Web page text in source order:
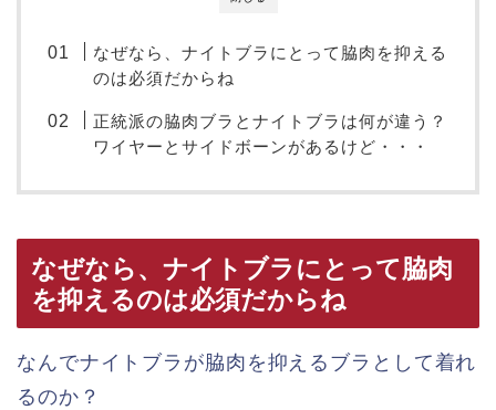
なぜなら、ナイトブラにとって脇肉を抑える
のは必須だからね
正統派の脇肉ブラとナイトブラは何が違う？
ワイヤーとサイドボーンがあるけど・・・
なぜなら、ナイトブラにとって脇肉
を抑えるのは必須だからね
なんでナイトブラが脇肉を抑えるブラとして着れ
るのか？